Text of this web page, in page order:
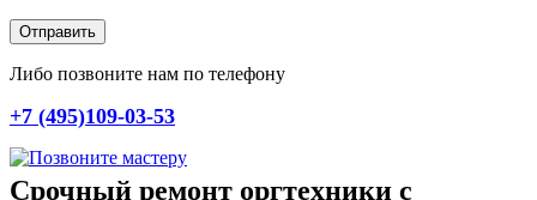
Отправить
Либо позвоните нам по телефону
+7 (495)109-03-53
Срочный ремонт оргтехники с